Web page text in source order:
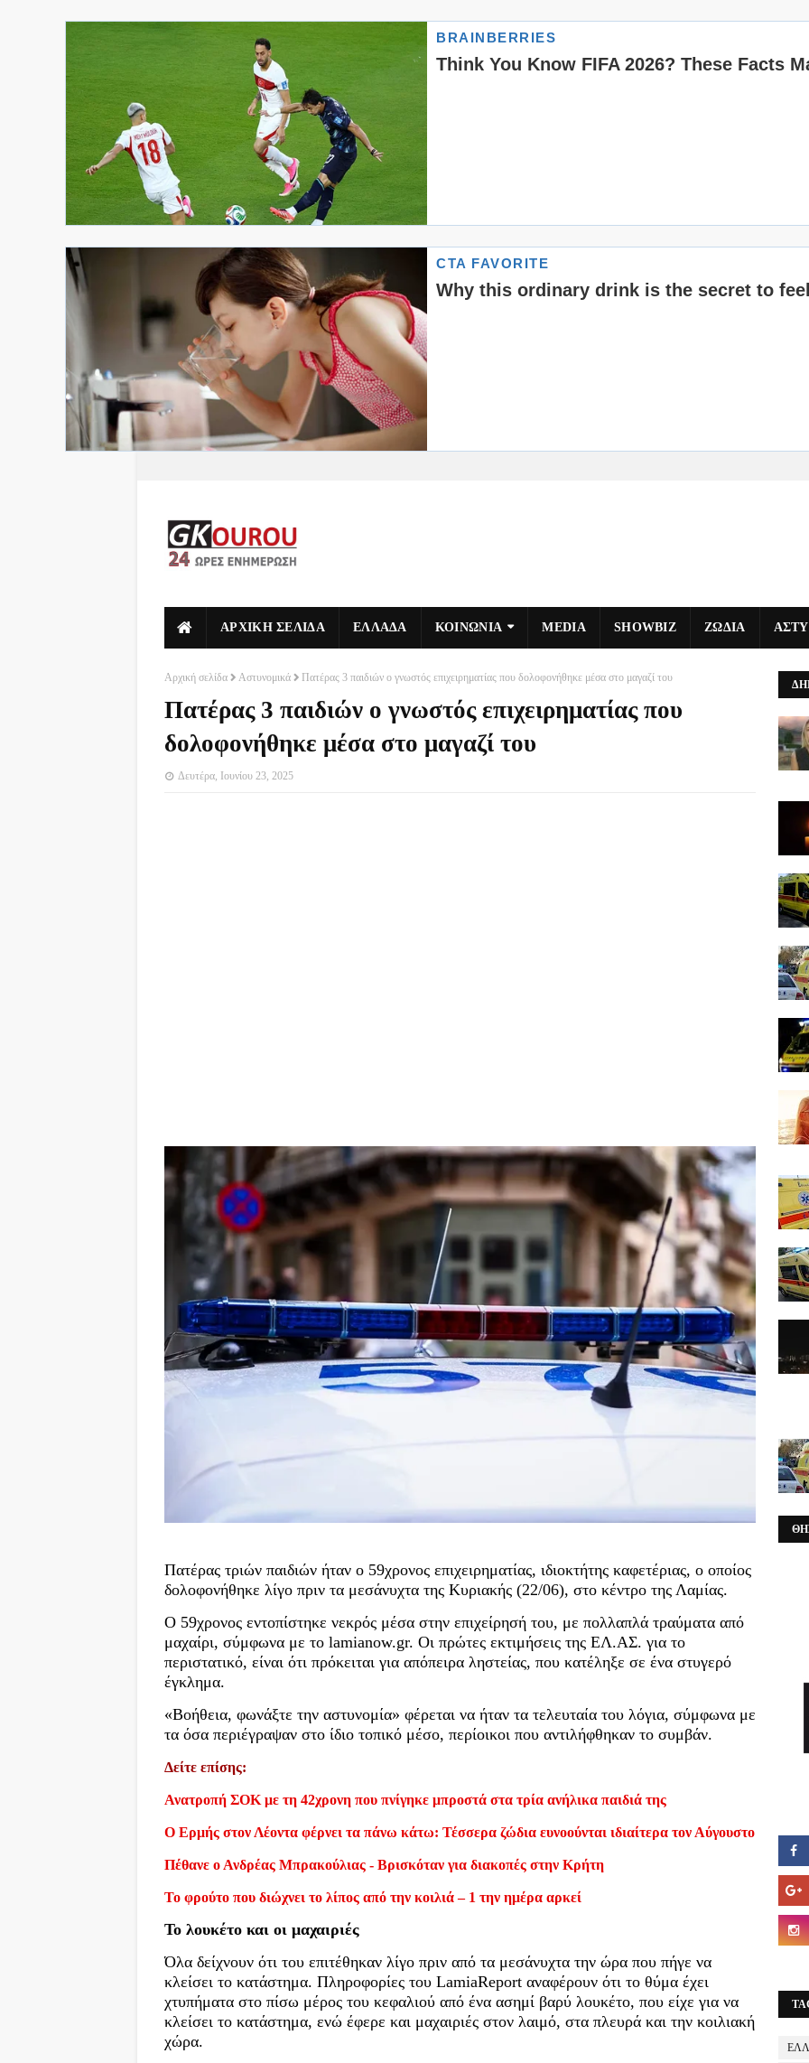
ΑΡΧΙΚΗ ΣΕΛΙΔΑ ΕΛΛΑΔΑ ΚΟΙΝΩΝΙΑ MEDIA SHOWBIZ ΖΩΔΙΑ
Αρχική σελίδα Αστυνομικά Πατέρας 3 παιδιών ο γνωστός επιχειρηματίας που δολοφονήθηκε μέσα στο μαγαζί του
Πατέρας 3 παιδιών ο γνωστός επιχειρηματίας που
δολοφονήθηκε μέσα στο μαγαζί του
Δευτέρα, Ιουνίου 23, 2025
Πατέρας τριών παιδιών ήταν ο 59χρονος επιχειρηματίας, ιδιοκτήτης καφετέριας, ο οποίος
δολοφονήθηκε λίγο πριν τα μεσάνυχτα της Κυριακής (22/06), στο κέντρο της Λαμίας.
Ο 59χρονος εντοπίστηκε νεκρός μέσα στην επιχείρησή του, με πολλαπλά τραύματα από
μαχαίρι, σύμφωνα με το lamianow.gr. Οι πρώτες εκτιμήσεις της ΕΛ.ΑΣ. για το
περιστατικό, είναι ότι πρόκειται για απόπειρα ληστείας, που κατέληξε σε ένα στυγερό
έγκλημα.
«Βοήθεια, φωνάξτε την αστυνομία» φέρεται να ήταν τα τελευταία του λόγια, σύμφωνα με
τα όσα περιέγραψαν στο ίδιο τοπικό μέσο, περίοικοι που αντιλήφθηκαν το συμβάν.
Δείτε επίσης:
Ανατροπή ΣΟΚ με τη 42χρονη που πνίγηκε μπροστά στα τρία ανήλικα παιδιά της
Ο Ερμής στον Λέοντα φέρνει τα πάνω κάτω: Τέσσερα ζώδια ευνοούνται ιδιαίτερα τον Αύγουστο
Πέθανε ο Ανδρέας Μπρακούλιας - Βρισκόταν για διακοπές στην Κρήτη
Το φρούτο που διώχνει το λίπος από την κοιλιά – 1 την ημέρα αρκεί
Το λουκέτο και οι μαχαιριές
Όλα δείχνουν ότι του επιτέθηκαν λίγο πριν από τα μεσάνυχτα την ώρα που πήγε να
κλείσει το κατάστημα. Πληροφορίες του LamiaReport αναφέρουν ότι το θύμα έχει
χτυπήματα στο πίσω μέρος του κεφαλιού από ένα ασημί βαρύ λουκέτο, που είχε για να
κλείσει το κατάστημα, ενώ έφερε και μαχαιριές στον λαιμό, στα πλευρά και την κοιλιακή
χώρα.